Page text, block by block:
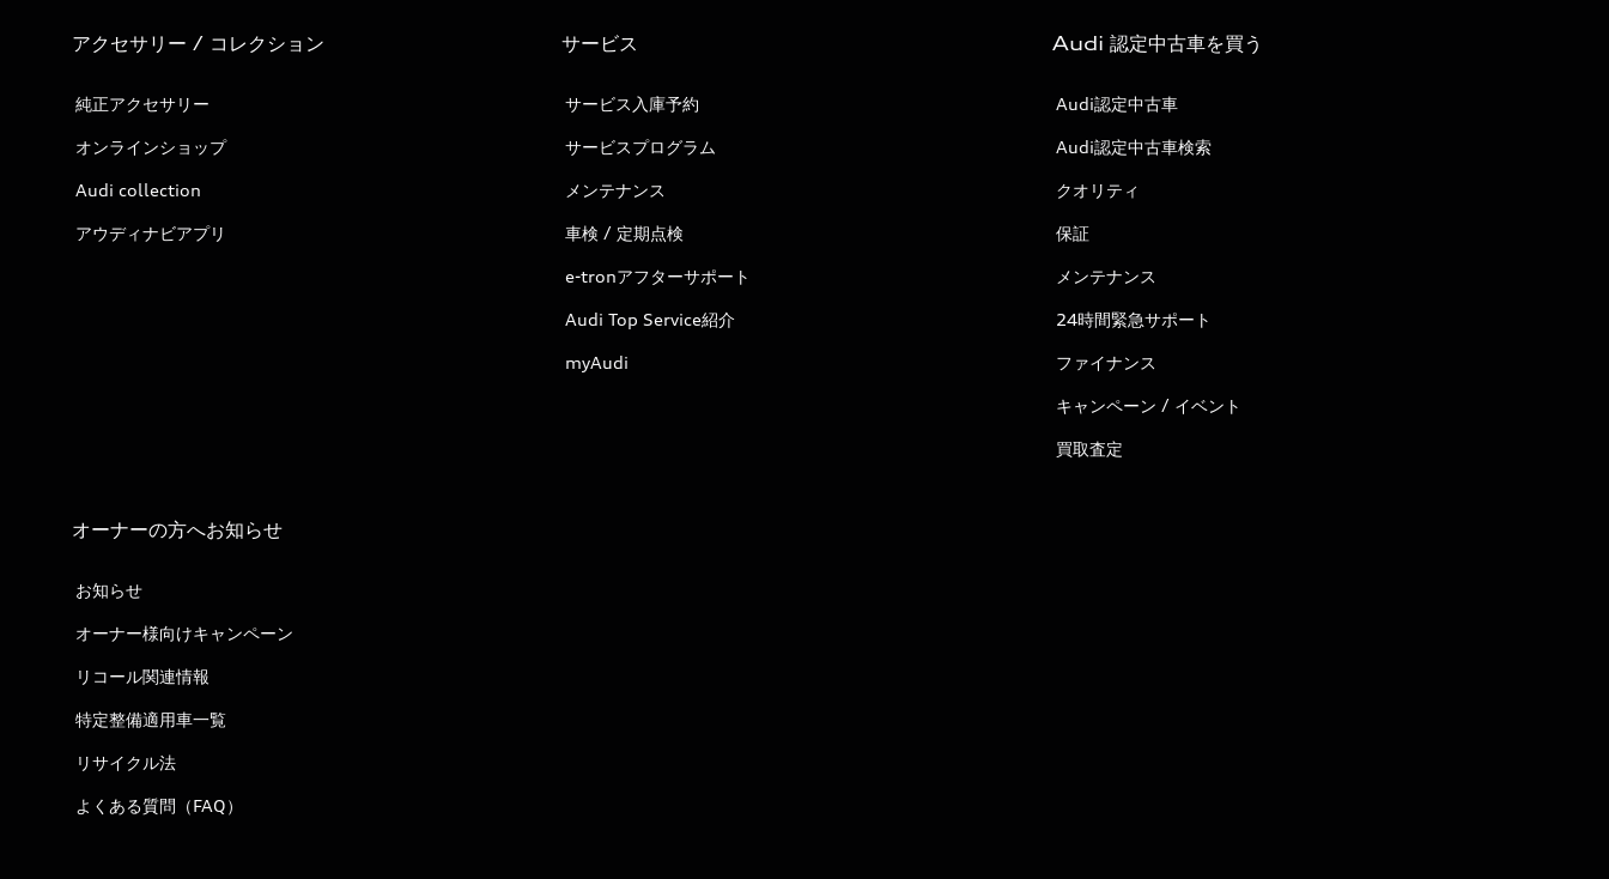
アクセサリー / コレクション
純正アクセサリー
オンラインショップ
Audi collection
アウディナビアプリ
サービス
サービス入庫予約
サービスプログラム
メンテナンス
車検 / 定期点検
e-tronアフターサポート
Audi Top Service紹介
myAudi
Audi 認定中古車を買う
Audi認定中古車
Audi認定中古車検索
クオリティ
保証
メンテナンス
24時間緊急サポート
ファイナンス
キャンペーン / イベント
買取査定
オーナーの方へお知らせ
お知らせ
オーナー様向けキャンペーン
リコール関連情報
特定整備適用車一覧
リサイクル法
よくある質問（FAQ）